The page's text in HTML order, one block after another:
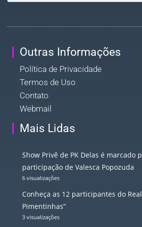
Outras Informações
Política de Privacidade
Termos de Uso
Contato
Webmail
Mais Lidas
Show Privê de PK Delas é marcado
participação de Valesca Popozuda
6 visualizações
Conheça as 12 participantes do
Pimentinhas”
3 visualizações